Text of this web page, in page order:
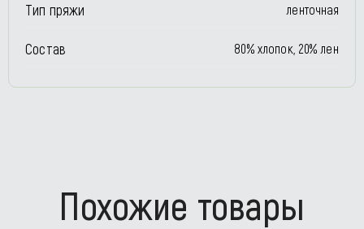
Тип пряжи ленточная
Состав 80% хлопок, 20% лен
Похожие товары